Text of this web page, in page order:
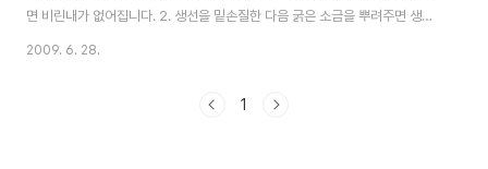
면 비린내가 없어집니다. 2. 생선을 밑손질한 다음 굵은 소금을 뿌려주면 생선
의 비린내를 없애주면서 생선살을 탄력있게 만들어 줍니다. 3. 생강, 마늘, 파,
2009. 6. 28.
1